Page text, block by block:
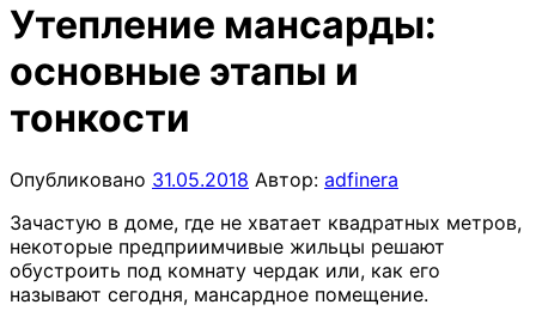
Утепление мансарды:
основные этапы и
тонкости
Опубликовано 31.05.2018 Автор: adfinera
Зачастую в доме, где не хватает квадратных метров,
некоторые предприимчивые жильцы решают
обустроить под комнату чердак или, как его
называют сегодня, мансардное помещение.